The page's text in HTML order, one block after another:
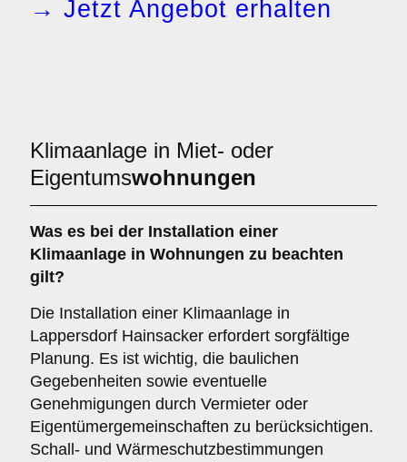
→ Jetzt Angebot erhalten
Klimaanlage in Miet- oder
Eigentumswohnungen
Was es bei der Installation einer
Klimaanlage in Wohnungen zu beachten
gilt?
Die Installation einer Klimaanlage in
Lappersdorf Hainsacker erfordert sorgfältige
Planung. Es ist wichtig, die baulichen
Gegebenheiten sowie eventuelle
Genehmigungen durch Vermieter oder
Eigentümergemeinschaften zu berücksichtigen.
Schall- und Wärmeschutzbestimmungen